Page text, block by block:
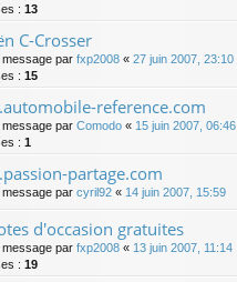
: 13
C-Crosser
message par fxp2008 « 27 juin 2007, 23:10
: 15
reference.com
message par Comodo « 15 juin 2007, 06:46
: 1
partage.com
message par cyril92 « 14 juin 2007, 15:59
d'occasion gratuites
message par fxp2008 « 13 juin 2007, 11:14
: 19